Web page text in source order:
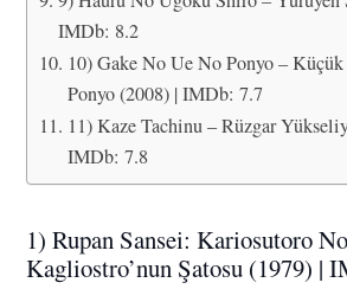
IMDb: 8.2
10) Gake No Ue No Ponyo – Küçük
Ponyo (2008) | IMDb: 7.7
11) Kaze Tachinu – Rüzgar
IMDb: 7.8
1) Rupan Sansei: Kariosutoro
Kagliostro’nun Şatosu (1979) |